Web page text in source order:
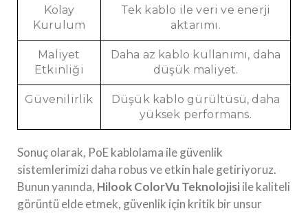
Kolay
Kurulum
Tek kablo ile veri ve enerji
aktarımı.
Maliyet
Etkinliği
Daha az kablo kullanımı, daha
düşük maliyet.
Güvenilirlik
Düşük kablo gürültüsü, daha
yüksek performans.
Sonuç olarak, PoE kablolama ile güvenlik
sistemlerimizi daha robus ve etkin hale getiriyoruz.
Bunun yanında, Hilook ColorVu Teknolojisiile kaliteli
görüntü elde etmek, güvenlik için kritik bir unsur